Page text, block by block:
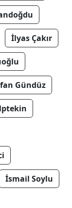
İlyas Çakır
Gündüz
İsmail Soylu